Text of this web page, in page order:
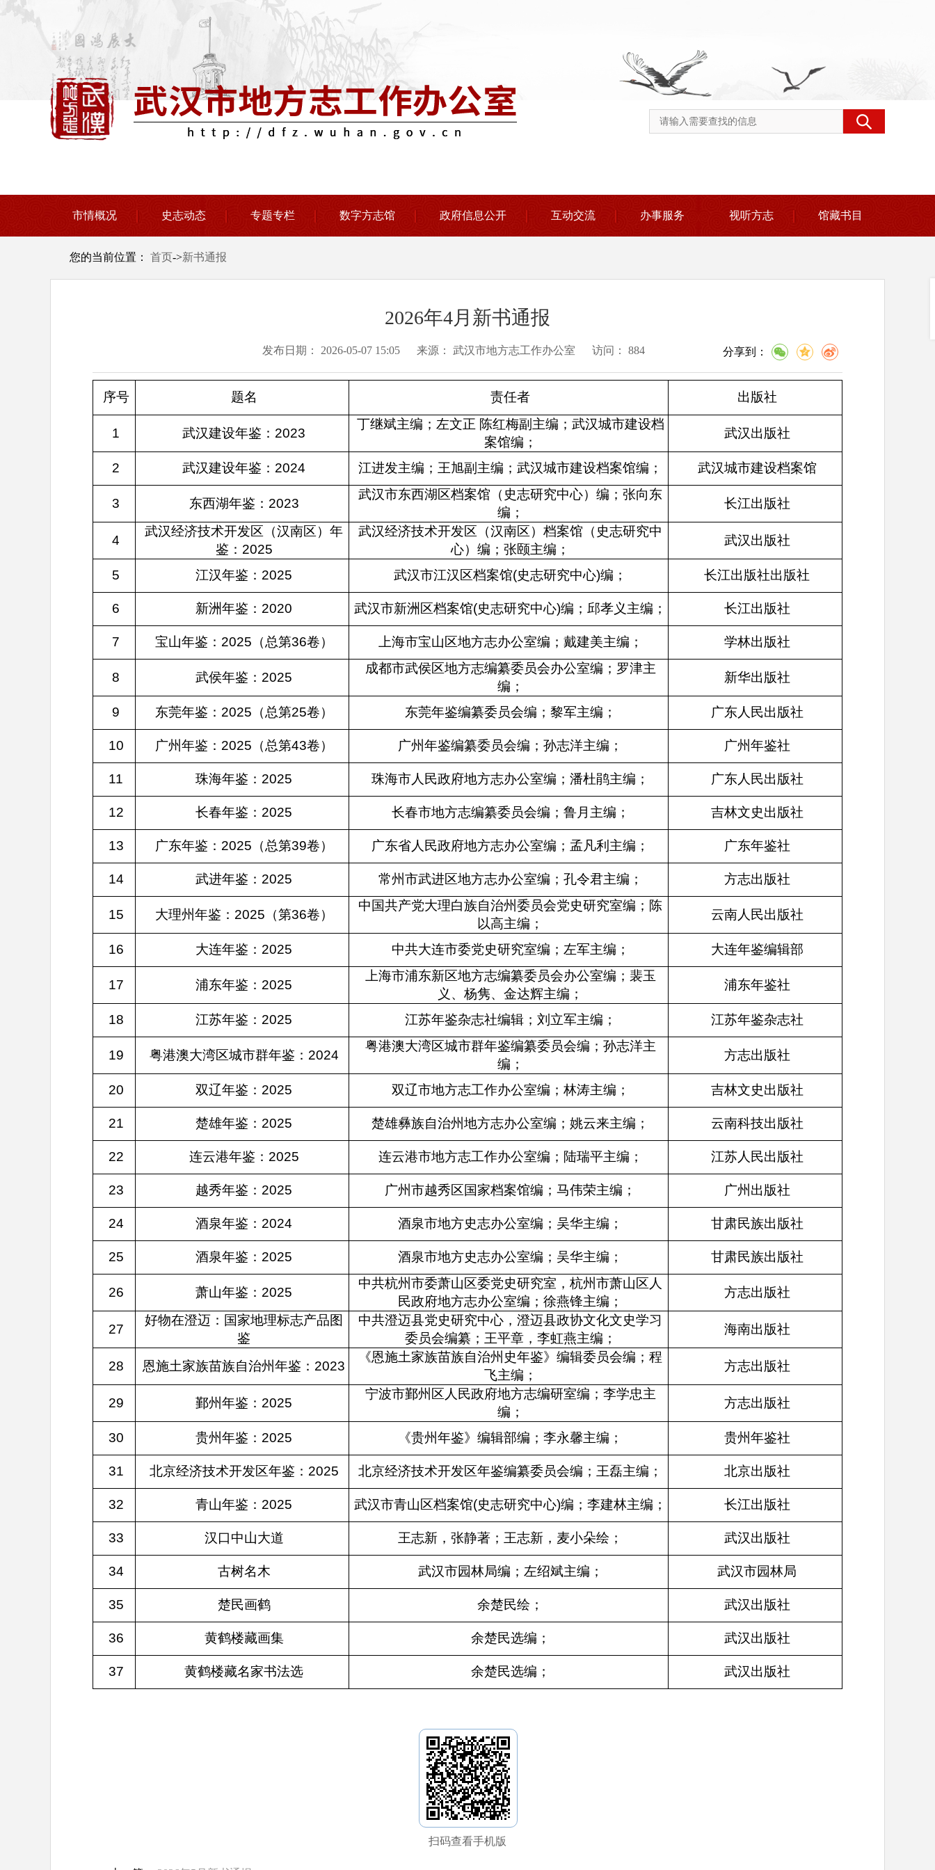
市情概况 史志动态 专题专栏 数字方志馆 政府信息公开 互动交流 办事服务 视听方志 馆藏书目
您的当前位置： 首页->新书通报
2026年4月新书通报
发布日期： 2026-05-07 15:05 来源： 武汉市地方志工作办公室 访问： 884 分享到：
序号 题名 责任者 出版社
1 武汉建设年鉴：2023
丁继斌主编；左文正 陈红梅副主编；武汉城市建设档
案馆编；
武汉出版社
2 武汉建设年鉴：2024 江进发主编；王旭副主编；武汉城市建设档案馆编； 武汉城市建设档案馆
3 东西湖年鉴：2023
武汉市东西湖区档案馆（史志研究中心）编；张向东
编；
长江出版社
4
武汉经济技术开发区（汉南区）年
鉴：2025
武汉经济技术开发区（汉南区）档案馆（史志研究中
心）编；张颐主编；
武汉出版社
5 江汉年鉴：2025 武汉市江汉区档案馆(史志研究中心)编； 长江出版社出版社
6 新洲年鉴：2020 武汉市新洲区档案馆(史志研究中心)编；邱孝义主编； 长江出版社
7 宝山年鉴：2025（总第36卷） 上海市宝山区地方志办公室编；戴建美主编； 学林出版社
8 武侯年鉴：2025
成都市武侯区地方志编纂委员会办公室编；罗津主
编；
新华出版社
9 东莞年鉴：2025（总第25卷） 东莞年鉴编纂委员会编；黎军主编； 广东人民出版社
10 广州年鉴：2025（总第43卷） 广州年鉴编纂委员会编；孙志洋主编； 广州年鉴社
11 珠海年鉴：2025 珠海市人民政府地方志办公室编；潘杜鹃主编； 广东人民出版社
12 长春年鉴：2025 长春市地方志编纂委员会编；鲁月主编； 吉林文史出版社
13 广东年鉴：2025（总第39卷） 广东省人民政府地方志办公室编；孟凡利主编； 广东年鉴社
14 武进年鉴：2025 常州市武进区地方志办公室编；孔令君主编； 方志出版社
15 大理州年鉴：2025（第36卷）
中国共产党大理白族自治州委员会党史研究室编；陈
以高主编；
云南人民出版社
16 大连年鉴：2025 中共大连市委党史研究室编；左军主编； 大连年鉴编辑部
17 浦东年鉴：2025
上海市浦东新区地方志编纂委员会办公室编；裴玉
义、杨隽、金达辉主编；
浦东年鉴社
18 江苏年鉴：2025 江苏年鉴杂志社编辑；刘立军主编； 江苏年鉴杂志社
19 粤港澳大湾区城市群年鉴：2024
粤港澳大湾区城市群年鉴编纂委员会编；孙志洋主
编；
方志出版社
20 双辽年鉴：2025 双辽市地方志工作办公室编；林涛主编； 吉林文史出版社
21 楚雄年鉴：2025 楚雄彝族自治州地方志办公室编；姚云来主编； 云南科技出版社
22 连云港年鉴：2025 连云港市地方志工作办公室编；陆瑞平主编； 江苏人民出版社
23 越秀年鉴：2025 广州市越秀区国家档案馆编；马伟荣主编； 广州出版社
24 酒泉年鉴：2024 酒泉市地方史志办公室编；吴华主编； 甘肃民族出版社
25 酒泉年鉴：2025 酒泉市地方史志办公室编；吴华主编； 甘肃民族出版社
26 萧山年鉴：2025
中共杭州市委萧山区委党史研究室，杭州市萧山区人
民政府地方志办公室编；徐燕锋主编；
方志出版社
27
好物在澄迈：国家地理标志产品图
鉴
中共澄迈县党史研究中心，澄迈县政协文化文史学习
委员会编纂；王平章，李虹燕主编；
海南出版社
28 恩施土家族苗族自治州年鉴：2023
《恩施土家族苗族自治州史年鉴》编辑委员会编；程
飞主编；
方志出版社
29 鄞州年鉴：2025
宁波市鄞州区人民政府地方志编研室编；李学忠主
编；
方志出版社
30 贵州年鉴：2025 《贵州年鉴》编辑部编；李永馨主编； 贵州年鉴社
31 北京经济技术开发区年鉴：2025 北京经济技术开发区年鉴编纂委员会编；王磊主编； 北京出版社
32 青山年鉴：2025 武汉市青山区档案馆(史志研究中心)编；李建林主编； 长江出版社
33 汉口中山大道 王志新，张静著；王志新，麦小朵绘； 武汉出版社
34 古树名木 武汉市园林局编；左绍斌主编； 武汉市园林局
35 楚民画鹤 余楚民绘； 武汉出版社
36 黄鹤楼藏画集 余楚民选编； 武汉出版社
37 黄鹤楼藏名家书法选 余楚民选编； 武汉出版社
扫码查看手机版